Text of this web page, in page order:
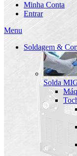
Minha Conta
Entrar
Menu
Soldagem &
Solda